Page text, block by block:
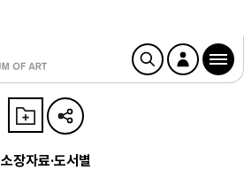
소장자료·도서별